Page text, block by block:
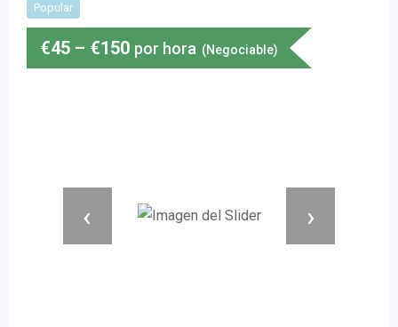
Popular
€45 – €150 por hora (Negociable)
‹ ›